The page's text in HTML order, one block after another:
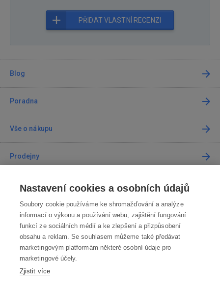
PŘIDAT VLASTNÍ RECENZI
Blog
Poradna
Vše o nákupu
Prodejny
Kontakt
Kontaktujte nás
info@robotworld.cz
220 770 770 Po-Pá 8:00—16:00
VŠECHNY KONTAKTY
Nastavení cookies a osobních údajů
Soubory cookie používáme ke shromažďování a analýze
informací o výkonu a používání webu, zajištění fungování
funkcí ze sociálních médií a ke zlepšení a přizpůsobení
obsahu a reklam. Se souhlasem můžeme také předávat
marketingovým platformám některé osobní údaje pro
marketingové účely.
Zjistit více